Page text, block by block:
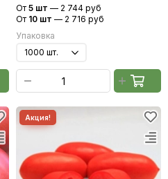
Саката)
От 5 шт — 2 744 руб
От 10 шт — 2 716 руб
Упаковка